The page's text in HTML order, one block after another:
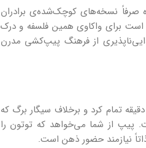
صرفاً نسخه‌های کوچک‌شده‌ی برادران
است برای واکاوی همین فلسفه و درک
از فرهنگ پیپ‌کشی مدرن
تمام کرد و برخلاف سیگار برگ که
از شما می‌خواهد که توتون را
نیازمند حضور ذهن است.